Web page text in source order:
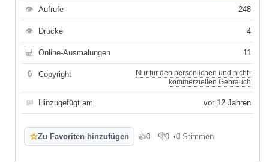
👁 Aufrufe 248
👁 Drucke 4
💻 Online-Ausmalungen 11
🔒 Copyright
Nur für den persönlichen und nicht-
kommerziellen Gebrauch
📅 Hinzugefügt am vor 12 Jahren
☆Zu Favoriten hinzufügen 👍0
Gefällt mir
👎0
Gefällt mir nicht
•0 Stimmen